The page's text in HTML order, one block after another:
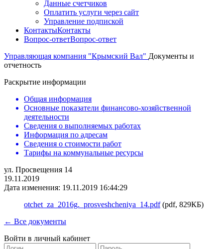
Данные счетчиков
Оплатить услуги через сайт
Управление подпиской
КонтактыКонтакты
Вопрос-ответВопрос-ответ
Управляющая компания "Крымский Вал" Документы и
отчетность
Раскрытие информации
Общая информация
Основные показатели финансово-хозяйственной
деятельности
Сведения о выполняемых работах
Информация по адресам
Сведения о стоимости работ
Тарифы на коммунальные ресурсы
ул. Просвещения 14
19.11.2019
Дата изменения: 19.11.2019 16:44:29
otchet_za_2016g._prosveshcheniya_14.pdf(pdf, 829КБ)
← Все документы
Войти в личный кабинет